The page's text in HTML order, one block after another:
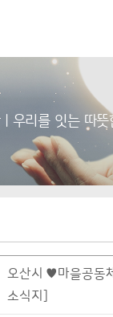
| 우리를 잇는 따
오산시 ♥마을공
소식지]